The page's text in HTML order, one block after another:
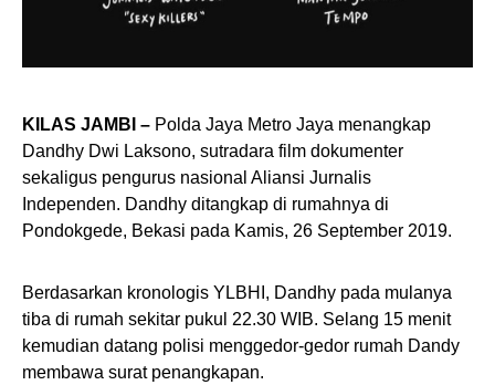
KILAS JAMBI – Polda Jaya Metro Jaya menangkap
Dandhy Dwi Laksono, sutradara film dokumenter
sekaligus pengurus nasional Aliansi Jurnalis
Independen. Dandhy ditangkap di rumahnya di
Pondokgede, Bekasi pada Kamis, 26 September 2019.
Berdasarkan kronologis YLBHI, Dandhy pada mulanya
tiba di rumah sekitar pukul 22.30 WIB. Selang 15 menit
kemudian datang polisi menggedor-gedor rumah Dandy
membawa surat penangkapan.